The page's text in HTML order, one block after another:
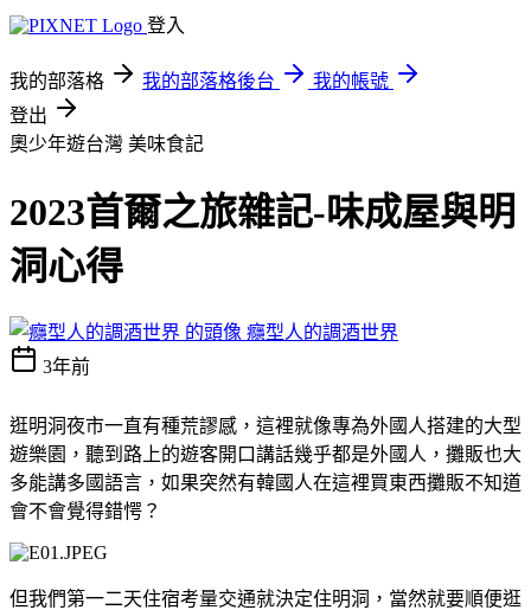
登入
我的部落格 我的部落格後台
我的帳號
登出
奧少年遊台灣 美味食記
2023首爾之旅雜記-味成屋與明
洞心得
癮型人的調酒世界
3年前
逛明洞夜市一直有種荒謬感，這裡就像專為外國人搭建的大型
遊樂園，聽到路上的遊客開口講話幾乎都是外國人，攤販也大
多能講多國語言，如果突然有韓國人在這裡買東西攤販不知道
會不會覺得錯愕？
但我們第一二天住宿考量交通就決定住明洞，當然就要順便逛